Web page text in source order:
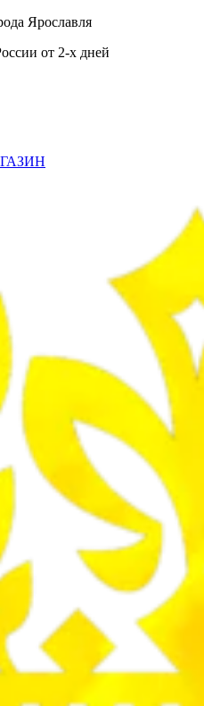
Ярославля
от 2-х дней